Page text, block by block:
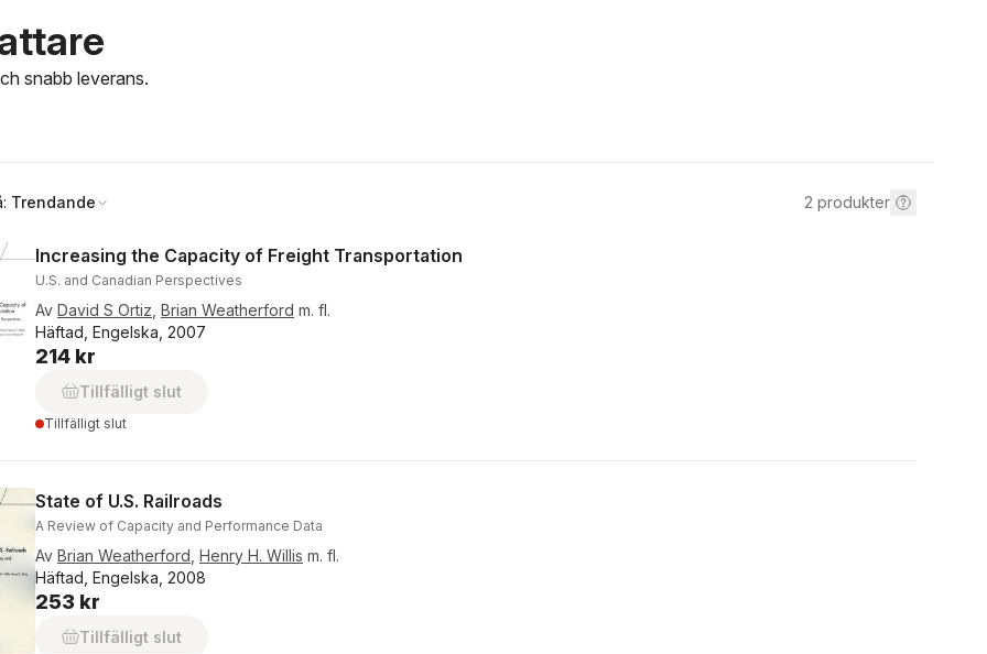
snabb leverans.
Trendande 2 produkter
Increasing the Capacity of Freight Transportation
U.S. and Canadian Perspectives
Av David S Ortiz Brian Weatherford m. fl.
Häftad, Engelska, 2007
214 kr
Tillfälligt slut
Tillfälligt slut
State of U.S. Railroads
A Review of Capacity and Performance Data
Av Brian Weatherford Henry H. Willis m. fl.
Häftad, Engelska, 2008
253 kr
Tillfälligt slut